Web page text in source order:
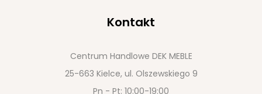
Kontakt
Centrum Handlowe DEK MEBLE
25-663 Kielce, ul. Olszewskiego 9
Pn - Pt: 10:00-19:00